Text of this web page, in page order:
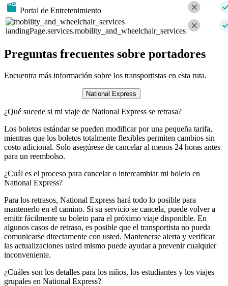
Portal de Entretenimiento
landingPage.services.mobility_and_wheelchair_services
Preguntas frecuentes sobre portadores
Encuentra más información sobre los transportistas en esta ruta.
National Express
¿Qué sucede si mi viaje de National Express se retrasa?
Los boletos estándar se pueden modificar por una pequeña tarifa,
mientras que los boletos totalmente flexibles permiten cambios sin
costo adicional. Solo asegúrese de cancelar al menos 24 horas antes
para un reembolso.
¿Cuál es el proceso para cancelar o intercambiar mi boleto en
National Express?
Para los retrasos, National Express hará todo lo posible para
mantenerlo en el camino. Si su servicio se cancela, puede volver a
emitir fácilmente su boleto para el próximo viaje disponible. En
algunos casos de retraso, es posible que el transportista no pueda
comunicarse directamente con usted. Mantenerse alerta y verificar
las actualizaciones usted mismo puede ayudar a prevenir cualquier
inconveniente.
¿Cuáles son los detalles para los niños, los estudiantes y los viajes
grupales en National Express?